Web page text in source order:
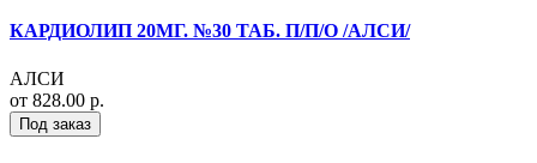
КАРДИОЛИП 20МГ. №30 ТАБ. П/П/О /АЛСИ/
АЛСИ
от 828.00 р.
Под заказ